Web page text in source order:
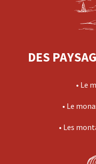
DES
• Le
• Le
• Les